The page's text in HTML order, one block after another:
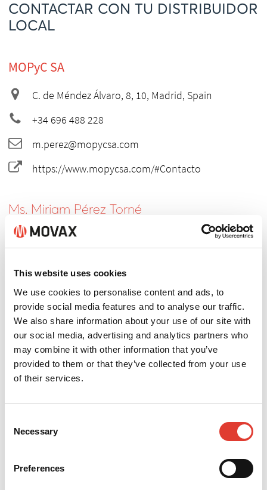
This website uses cookies
We use cookies to personalise content and ads, to
provide social media features and to analyse our traffic.
We also share information about your use of our site with
our social media, advertising and analytics partners who
may combine it with other information that you’ve
provided to them or that they’ve collected from your use
of their services.
Selection
Necessary
Preferences
CONTACTAR CON TU DISTRIBUIDOR
LOCAL
MOPyC SA
C. de Méndez Álvaro, 8, 10, Madrid, Spain
+34 696 488 228
m.perez@mopycsa.com
https://www.mopycsa.com/#Contacto
Ms. Miriam Pérez Torné
+34 696 488 228
CONTACTO
Tú Nombre
Tú email